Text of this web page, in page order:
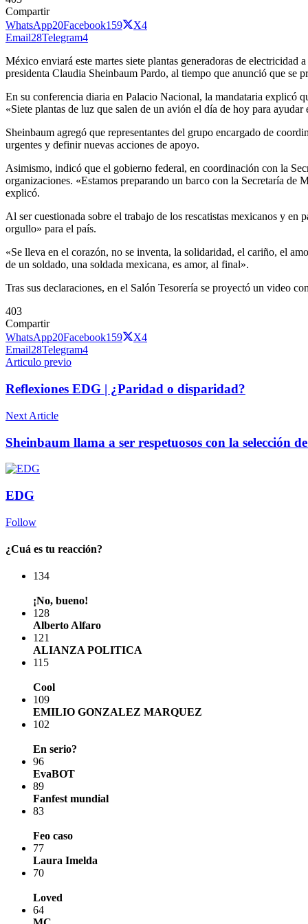
Compartir
WhatsApp20Facebook159 X4
Email28Telegram4
México enviará este martes siete plantas generadoras de electricidad
presidenta Claudia Sheinbaum Pardo, al tiempo que anunció que se
En su conferencia diaria en Palacio Nacional, la mandataria explicó
«Siete plantas de luz que salen de un avión el día de hoy para ayudar
Sheinbaum agregó que representantes del grupo encargado de
urgentes y definir nuevas acciones de apoyo.
Asimismo, indicó que el gobierno federal, en coordinación con la
organizaciones. «Estamos preparando un barco con la Secretaría de
explicó.
Al ser cuestionada sobre el trabajo de los rescatistas mexicanos y
orgullo» para el país.
«Se lleva en el corazón, no se inventa, la solidaridad, el cariño, el
de un soldado, una soldada mexicana, es amor, al final».
Tras sus declaraciones, en el Salón Tesorería se proyectó un video
403
Compartir
WhatsApp20Facebook159 X4
Email28Telegram4
Articulo previo
Reflexiones EDG | ¿Paridad o disparidad?
Next Article
Sheinbaum llama a ser respetuosos con la selección
EDG
Follow
¿Cuá es tu reacción?
134
¡No, bueno!
128
Alberto Alfaro
121
ALIANZA POLITICA
115
Cool
109
EMILIO GONZALEZ MARQUEZ
102
En serio?
96
EvaBOT
89
Fanfest mundial
83
Feo caso
77
Laura Imelda
70
Loved
64